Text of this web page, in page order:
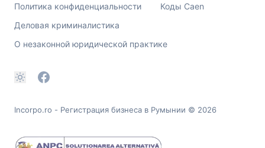
Политика конфиденциальности
Коды Caen
Деловая криминалистика
О незаконной юридической практике
Incorpo.ro - Регистрация бизнеса в Румынии © 2026